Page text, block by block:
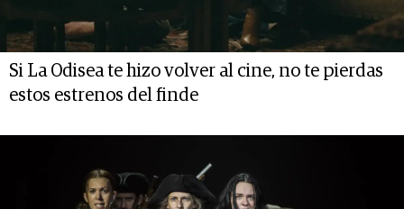
Si La Odisea te hizo volver al cine, no te pierdas
estos estrenos del finde